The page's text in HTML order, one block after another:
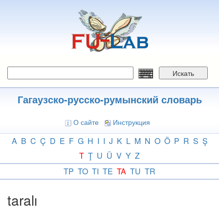
Искать
Гагаузско-русско-румынский словарь
О сайте Инструкция
A B C Ç D E F G H I I J K L M N O Ö P R S Ş
T Ţ U Ü V Y Z
TP TO TI TE TA TU TR
taralı